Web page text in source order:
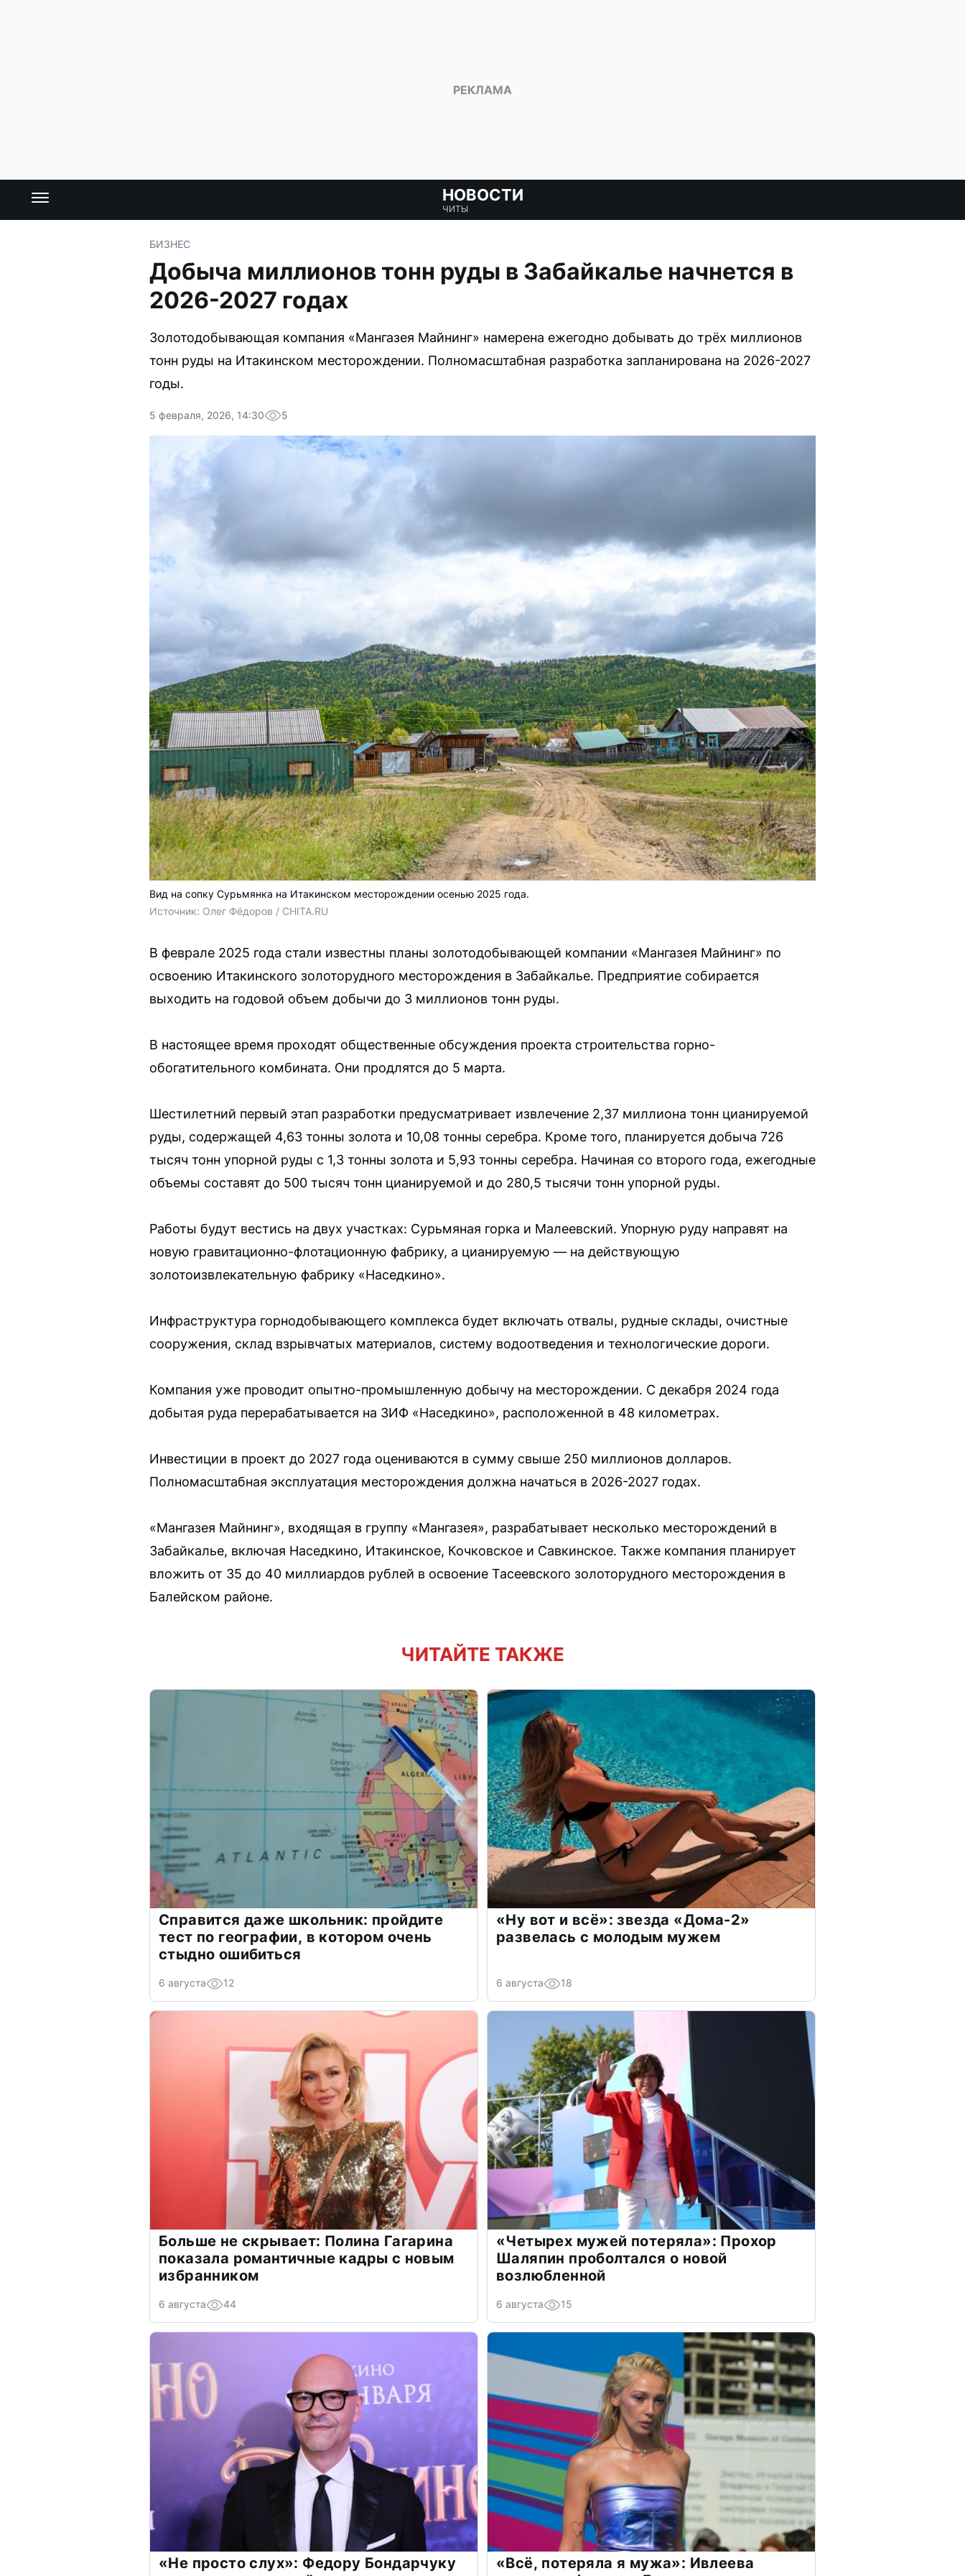
НОВОСТИ
ЧИТЫ
БИЗНЕС
Добыча миллионов тонн руды в Забайкалье начнется в
2026-2027 годах
Золотодобывающая компания «Мангазея Майнинг» намерена ежегодно добывать до трёх миллионов
тонн руды на Итакинском месторождении. Полномасштабная разработка запланирована на 2026-2027
годы.
5 февраля, 2026, 14:30 5
Вид на сопку Сурьмянка на Итакинском месторождении осенью 2025 года.
Источник: Олег Фёдоров / CHITA.RU
В феврале 2025 года стали известны планы золотодобывающей компании «Мангазея Майнинг» по
освоению Итакинского золоторудного месторождения в Забайкалье. Предприятие собирается
выходить на годовой объем добычи до 3 миллионов тонн руды.
В настоящее время проходят общественные обсуждения проекта строительства горно-
обогатительного комбината. Они продлятся до 5 марта.
Шестилетний первый этап разработки предусматривает извлечение 2,37 миллиона тонн цианируемой
руды, содержащей 4,63 тонны золота и 10,08 тонны серебра. Кроме того, планируется добыча 726
тысяч тонн упорной руды с 1,3 тонны золота и 5,93 тонны серебра. Начиная со второго года, ежегодные
объемы составят до 500 тысяч тонн цианируемой и до 280,5 тысячи тонн упорной руды.
Работы будут вестись на двух участках: Сурьмяная горка и Малеевский. Упорную руду направят на
новую гравитационно-флотационную фабрику, а цианируемую — на действующую
золотоизвлекательную фабрику «Наседкино».
Инфраструктура горнодобывающего комплекса будет включать отвалы, рудные склады, очистные
сооружения, склад взрывчатых материалов, систему водоотведения и технологические дороги.
Компания уже проводит опытно-промышленную добычу на месторождении. С декабря 2024 года
добытая руда перерабатывается на ЗИФ «Наседкино», расположенной в 48 километрах.
Инвестиции в проект до 2027 года оцениваются в сумму свыше 250 миллионов долларов.
Полномасштабная эксплуатация месторождения должна начаться в 2026-2027 годах.
«Мангазея Майнинг», входящая в группу «Мангазея», разрабатывает несколько месторождений в
Забайкалье, включая Наседкино, Итакинское, Кочковское и Савкинское. Также компания планирует
вложить от 35 до 40 миллиардов рублей в освоение Тасеевского золоторудного месторождения в
Балейском районе.
ЧИТАЙТЕ ТАКЖЕ
Справится даже школьник: пройдите
тест по географии, в котором очень
стыдно ошибиться
6 августа 12
«Ну вот и всё»: звезда «Дома-2»
развелась с молодым мужем
6 августа 18
Больше не скрывает: Полина Гагарина
показала романтичные кадры с новым
избранником
6 августа 44
«Четырех мужей потеряла»: Прохор
Шаляпин проболтался о новой
возлюбленной
6 августа 15
«Не просто слух»: Федору Бондарчуку
«Всё, потеряла я мужа»: Ивлеева